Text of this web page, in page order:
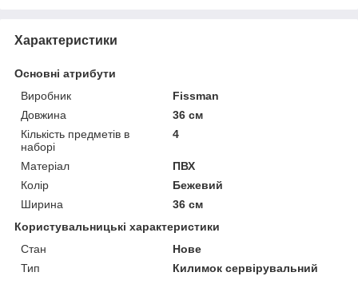
Характеристики
Основні атрибути
Виробник
Fissman
Довжина
36 см
Кількість предметів в
наборі
4
Матеріал
ПВХ
Колір
Бежевий
Ширина
36 см
Користувальницькі характеристики
Стан
Нове
Тип
Килимок сервірувальний